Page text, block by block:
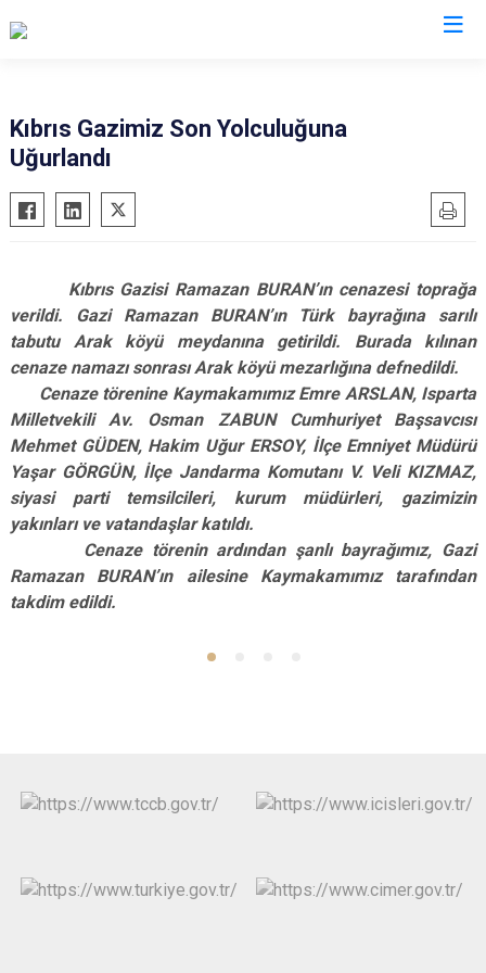
Atabey
Eğirdir
Keçiborlu
Şarkikaraağaç
Yenişarbademli
Aksu
Kıbrıs Gazimiz Son Yolculuğuna
Uğurlandı
Kıbrıs Gazisi Ramazan BURAN’ın cenazesi toprağa
verildi. Gazi Ramazan BURAN’ın Türk bayrağına sarılı
tabutu Arak köyü meydanına getirildi. Burada kılınan
cenaze namazı sonrası Arak köyü mezarlığına defnedildi.
Cenaze törenine Kaymakamımız Emre ARSLAN, Isparta
Milletvekili Av. Osman ZABUN Cumhuriyet Başsavcısı
Mehmet GÜDEN, Hakim Uğur ERSOY, İlçe Emniyet Müdürü
Yaşar GÖRGÜN, İlçe Jandarma Komutanı V. Veli KIZMAZ,
siyasi parti temsilcileri, kurum müdürleri, gazimizin
yakınları ve vatandaşlar katıldı.
Cenaze törenin ardından şanlı bayrağımız, Gazi
Ramazan BURAN’ın ailesine Kaymakamımız tarafından
takdim edildi.